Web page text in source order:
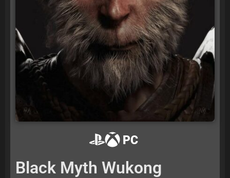
PC
Black Myth Wukong